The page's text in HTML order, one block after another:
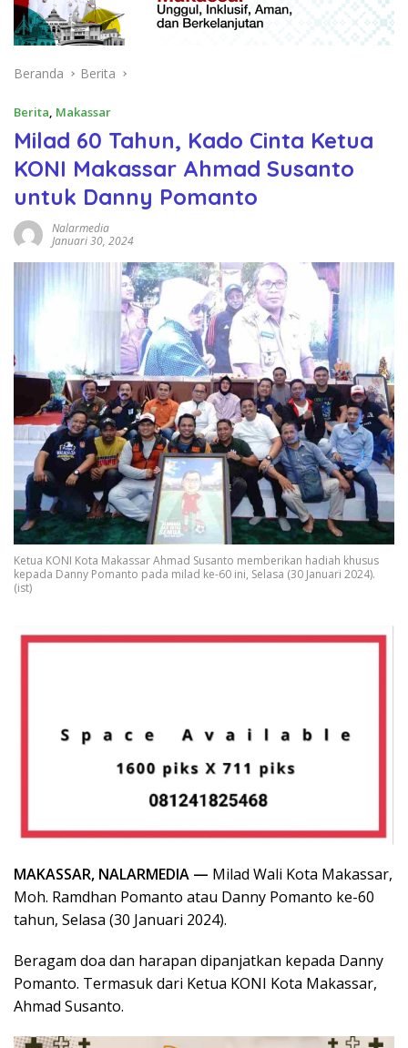
Beranda Berita
Berita, Makassar
Milad 60 Tahun, Kado Cinta Ketua
KONI Makassar Ahmad Susanto
untuk Danny Pomanto
Nalarmedia
Januari 30, 2024
Ketua KONI Kota Makassar Ahmad Susanto memberikan hadiah khusus
kepada Danny Pomanto pada milad ke-60 ini, Selasa (30 Januari 2024).
(ist)
MAKASSAR, NALARMEDIA — Milad Wali Kota Makassar,
Moh. Ramdhan Pomanto atau Danny Pomanto ke-60
tahun, Selasa (30 Januari 2024).
Beragam doa dan harapan dipanjatkan kepada Danny
Pomanto. Termasuk dari Ketua KONI Kota Makassar,
Ahmad Susanto.